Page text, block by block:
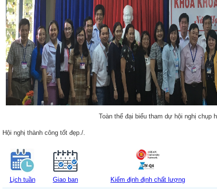
Toàn thể đại biểu tham dự hội nghị chụp
Hội nghị thành công tốt đẹp./.
Lịch tuần Giao ban Kiểm định định chất lượng